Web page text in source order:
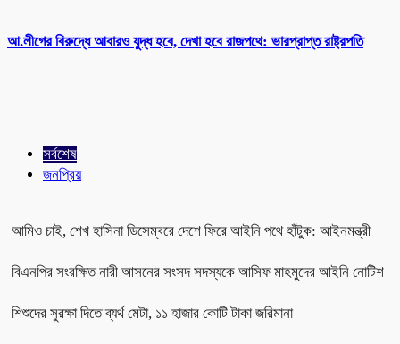
আ.লীগের বিরুদ্ধে আবারও যুদ্ধ হবে, দেখা হবে রাজপথে: ভারপ্রাপ্ত রাষ্ট্রপতি
সর্বশেষ
জনপ্রিয়
আমিও চাই, শেখ হাসিনা ডিসেম্বরে দেশে ফিরে আইনি পথে হাঁটুক: আইনমন্ত্রী
বিএনপির সংরক্ষিত নারী আসনের সংসদ সদস্যকে আসিফ মাহমুদের আইনি নোটিশ
শিশুদের সুরক্ষা দিতে ব্যর্থ মেটা, ১১ হাজার কোটি টাকা জরিমানা